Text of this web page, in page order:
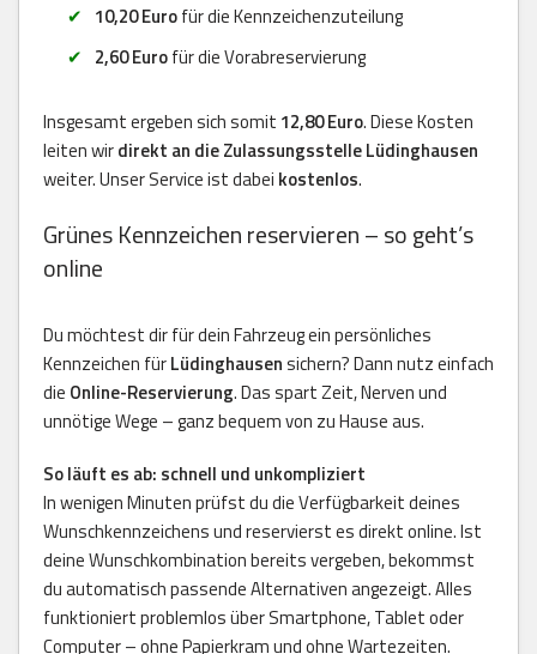
10,20 Eurofür die Kennzeichenzuteilung
2,60 Eurofür die Vorabreservierung
Insgesamt ergeben sich somit 12,80 Euro. Diese Kosten
leiten wirdirekt an die Zulassungsstelle Lüdinghausen
weiter. Unser Service ist dabei kostenlos.
Grünes Kennzeichen reservieren – so geht’s
online
Du möchtest dir für dein Fahrzeug ein persönliches
Kennzeichen fürLüdinghausensichern? Dann nutz einfach
die Online-Reservierung. Das spart Zeit, Nerven und
unnötige Wege – ganz bequem von zu Hause aus.
So läuft es ab: schnell und unkompliziert
In wenigen Minuten prüfst du die Verfügbarkeit deines
Wunschkennzeichens und reservierst es direkt online. Ist
deine Wunschkombination bereits vergeben, bekommst
du automatisch passende Alternativen angezeigt. Alles
funktioniert problemlos über Smartphone, Tablet oder
Computer – ohne Papierkram und ohne Wartezeiten.